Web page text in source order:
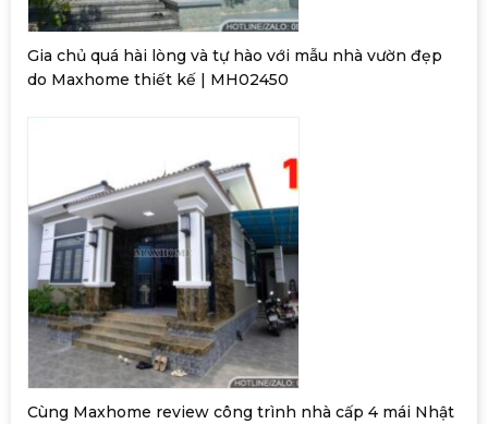
Gia chủ quá hài lòng và tự hào với mẫu nhà vườn đẹp
do Maxhome thiết kế | MH02450
Cùng Maxhome review công trình nhà cấp 4 mái Nhật